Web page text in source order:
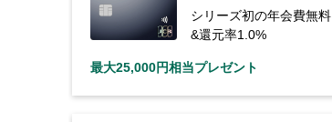
シリーズ初の年会費無料
&還元率1.0%
最大25,000円相当プレゼント